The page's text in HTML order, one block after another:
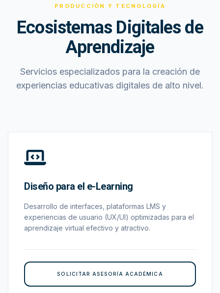
PRODUCCIÓN Y TECNOLOGÍA
Ecosistemas Digitales de
Aprendizaje
Servicios especializados para la creación de
experiencias educativas digitales de alto nivel.
Diseño para el e-Learning
Desarrollo de interfaces, plataformas LMS y
experiencias de usuario (UX/UI) optimizadas para el
aprendizaje virtual efectivo y atractivo.
SOLICITAR ASESORÍA ACADÉMICA